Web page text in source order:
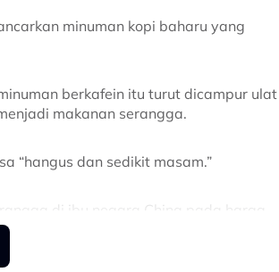
minuman kopi baharu yang
berkafein itu turut dicampur ulat
makanan serangga.
“hangus dan sedikit masam.”
di ibu negara China pada harga